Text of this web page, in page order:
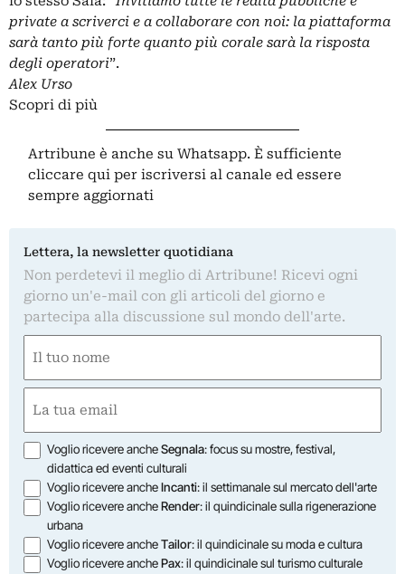
private a scriverci e a collaborare con noi: la piattaforma
sarà tanto più forte quanto più corale sarà la risposta
degli operatori”.
Alex Urso
Scopri di più
Artribune è anche su Whatsapp. È sufficiente
cliccare qui per iscriversi al canale ed essere
sempre aggiornati
Lettera, la newsletter quotidiana
Non perdetevi il meglio di Artribune! Ricevi ogni
giorno un'e-mail con gli articoli del giorno e
partecipa alla discussione sul mondo dell'arte.
(Obbligatorio)
Nome
(Obbligatorio)
Opzioni
Voglio ricevere ancheSegnala: focus su mostre, festival,
didattica ed eventi culturali
Voglio ricevere ancheIncanti: il settimanale sul mercato dell'arte
Voglio ricevere ancheRender: il quindicinale sulla rigenerazione
urbana
Voglio ricevere ancheTailor: il quindicinale su moda e cultura
Voglio ricevere anchePax: il quindicinale sul turismo culturale